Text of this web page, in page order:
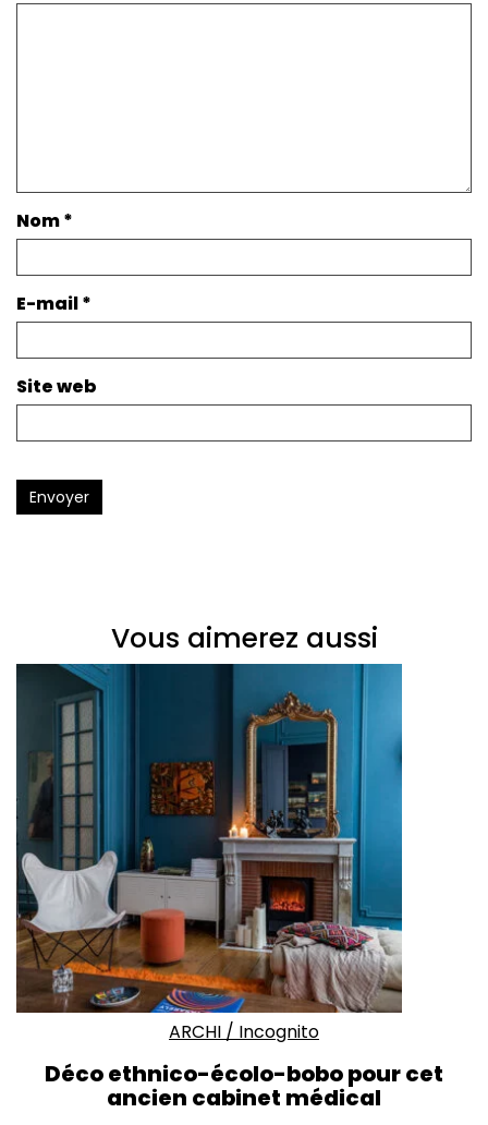
Nom*
E-mail*
Site web
Envoyer
Vous aimerez aussi
ARCHI / Incognito
Déco ethnico-écolo-bobo pour cet
ancien cabinet médical